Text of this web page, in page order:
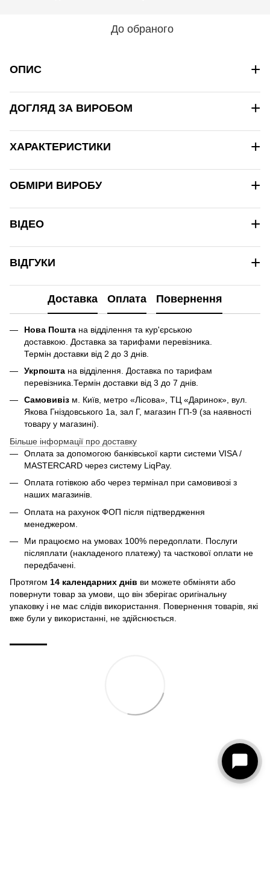
До обраного
ОПИС +
ДОГЛЯД ЗА ВИРОБОМ +
ХАРАКТЕРИСТИКИ +
ОБМІРИ ВИРОБУ +
ВІДЕО +
ВІДГУКИ +
Доставка Оплата Повернення
Нова Пошта на відділення та кур'єрською
доставкою. Доставка за тарифами перевізника.
Термін доставки від 2 до 3 днів.
Укрпошта на відділення. Доставка по тарифам
перевізника.Термін доставки від 3 до 7 днів.
Самовивіз м. Київ, метро «Лісова», ТЦ «Даринок», вул.
Якова Гніздовського 1а, зал Г, магазин ГП-9 (за наявності
товару у магазині).
Більше інформації про доставку
Оплата за допомогою банківської карти системи VISA /
MASTERCARD через систему LiqPay.
Оплата готівкою або через термінал при самовивозі з
наших магазинів.
Оплата на рахунок ФОП після підтвердження
менеджером.
Ми працюємо на умовах 100% передоплати. Послуги
післяплати (накладеного платежу) та часткової оплати не
передбачені.
Протягом 14 календарних днів ви можете обміняти або
повернути товар за умови, що він зберігає оригінальну
упаковку і не має слідів використання. Повернення товарів, які
вже були у використанні, не здійснюється.